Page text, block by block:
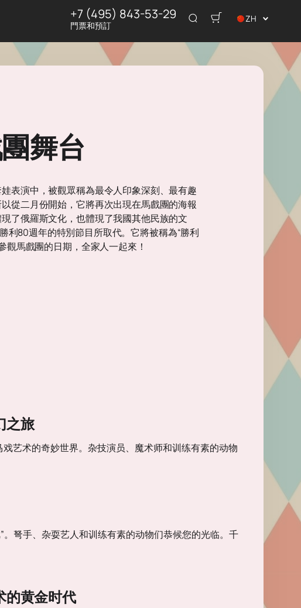
+7 (495) 843-53-29
門票和預訂
ZH
舞台
表演中，被觀眾稱為最令人印象深刻、最有趣
從二月份開始，它將再次出現在馬戲團的海報
了俄羅斯文化，也體現了我國其他民族的文
利80週年的特別節目所取代。它將被稱為“勝利
馬戲團的日期，全家人一起來！
之旅
艺术的奇妙世界。杂技演员、魔术师和训练有素的动物
弩手、杂耍艺人和训练有素的动物们恭候您的光临。千
的黄金时代